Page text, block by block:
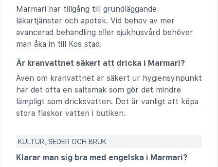
Marmari har tillgång till grundläggande
läkartjänster och apotek. Vid behov av mer
avancerad behandling eller sjukhusvård behöver
man åka in till Kos stad.
Är kranvattnet säkert att dricka i Marmari?
Även om kranvattnet är säkert ur hygiensynpunkt
har det ofta en saltsmak som gör det mindre
lämpligt som dricksvatten. Det är vanligt att köpa
stora flaskor vatten i butiken.
KULTUR, SEDER OCH BRUK
Klarar man sig bra med engelska i Marmari?